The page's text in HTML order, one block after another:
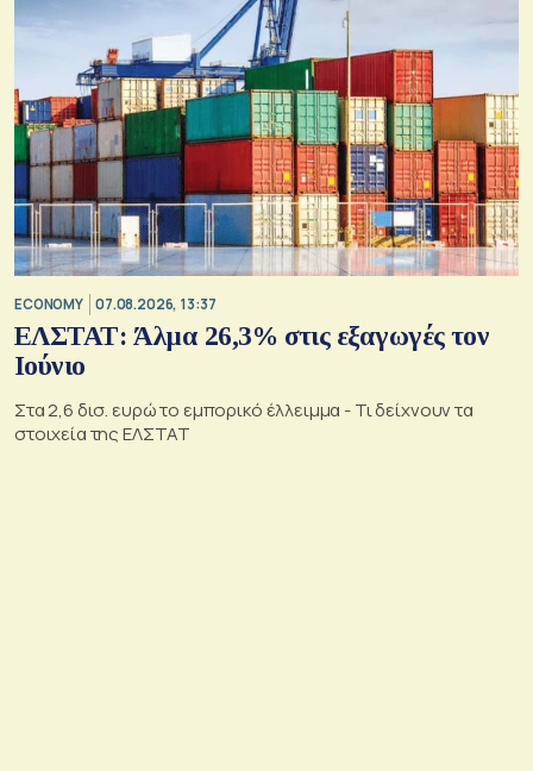
ECONOMY 07.08.2026, 13:37
ΕΛΣΤΑΤ: Άλμα 26,3% στις εξαγωγές τον
Ιούνιο
Στα 2,6 δισ. ευρώ το εμπορικό έλλειμμα - Τι δείχνουν τα
στοιχεία της ΕΛΣΤΑΤ